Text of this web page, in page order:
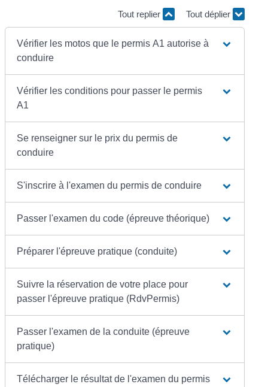
Tout replier Tout déplier
Vérifier les motos que le permis A1 autorise à
conduire
Vérifier les conditions pour passer le permis
A1
Se renseigner sur le prix du permis de
conduire
S'inscrire à l'examen du permis de conduire
Passer l'examen du code (épreuve théorique)
Préparer l'épreuve pratique (conduite)
Suivre la réservation de votre place pour
passer l'épreuve pratique (RdvPermis)
Passer l'examen de la conduite (épreuve
pratique)
Télécharger le résultat de l'examen du permis